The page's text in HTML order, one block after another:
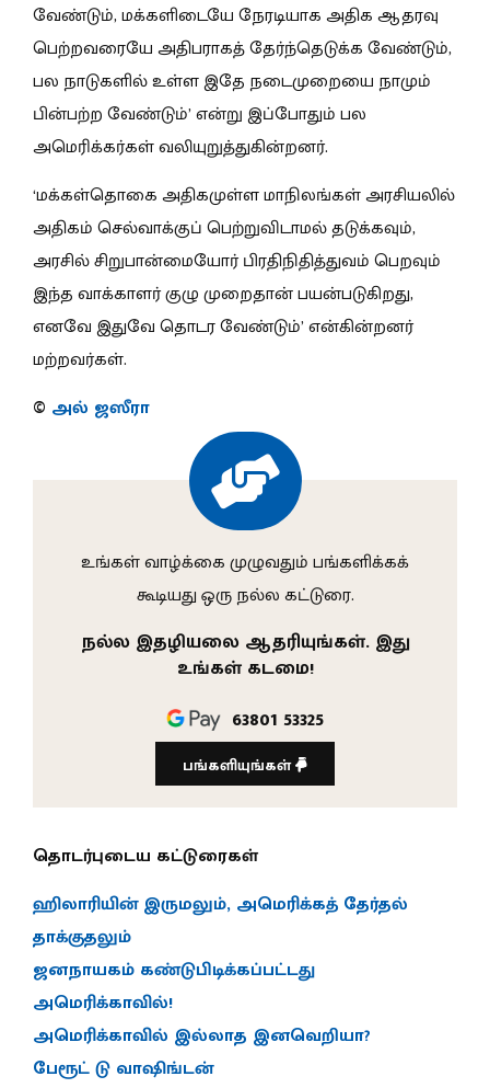
வேண்டும், மக்களிடையே நேரடியாக அதிக ஆதரவு
பெற்றவரையே அதிபராகத் தேர்ந்தெடுக்க வேண்டும்,
பல நாடுகளில் உள்ள இதே நடைமுறையை நாமும்
பின்பற்ற வேண்டும்’ என்று இப்போதும் பல
அமெரிக்கர்கள் வலியுறுத்துகின்றனர்.
‘மக்கள்தொகை அதிகமுள்ள மாநிலங்கள் அரசியலில்
அதிகம் செல்வாக்குப் பெற்றுவிடாமல் தடுக்கவும்,
அரசில் சிறுபான்மையோர் பிரதிநிதித்துவம் பெறவும்
இந்த வாக்காளர் குழு முறைதான் பயன்படுகிறது,
எனவே இதுவே தொடர வேண்டும்’ என்கின்றனர்
மற்றவர்கள்.
© அல் ஜஸீரா
உங்கள் வாழ்க்கை முழுவதும் பங்களிக்கக்
கூடியது ஒரு நல்ல கட்டுரை.
நல்ல இதழியலை ஆதரியுங்கள். இது
உங்கள் கடமை!
63801 53325
பங்களியுங்கள்
தொடர்புடைய கட்டுரைகள்
ஹிலாரியின் இருமலும், அமெரிக்கத் தேர்தல்
தாக்குதலும்
ஜனநாயகம் கண்டுபிடிக்கப்பட்டது
அமெரிக்காவில்!
அமெரிக்காவில் இல்லாத இனவெறியா?
பேரூட் டு வாஷிங்டன்